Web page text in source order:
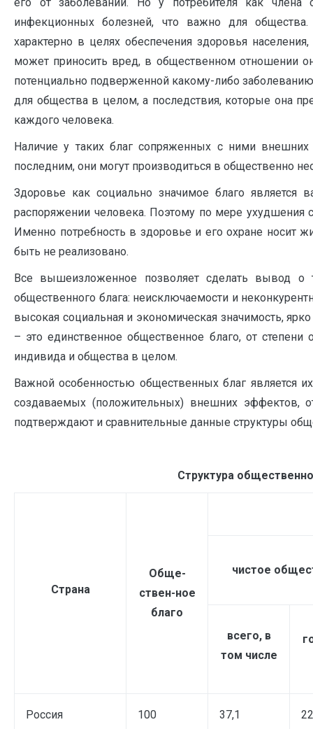
инфекционных болезней, что важно для
характерно в целях обеспечения здоровья
может приносить вред, в общественном отношении
потенциально подверженной какому-либо
для общества в целом, а последствия, которые она
каждого человека.
Наличие у таких благ сопряженных с ними
последним, они могут производиться в общественно
Здоровье как социально значимое благо
распоряжении человека. Поэтому по мере ухудшения
Именно потребность в здоровье и его охране носит
быть не реализовано.
Все вышеизложенное позволяет сделать вывод о
общественного блага: неисключаемости и
высокая социальная и экономическая значимость,
– это единственное общественное благо, от степени
индивида и общества в целом.
Важной особенностью общественных благ является
создаваемых (положительных) внешних эффектов,
подтверждают и сравнительные данные структуры
Структура
Страна
Обще-
ствен-ное
благо
чистое
всего, в
том числе
Россия 100 37,1